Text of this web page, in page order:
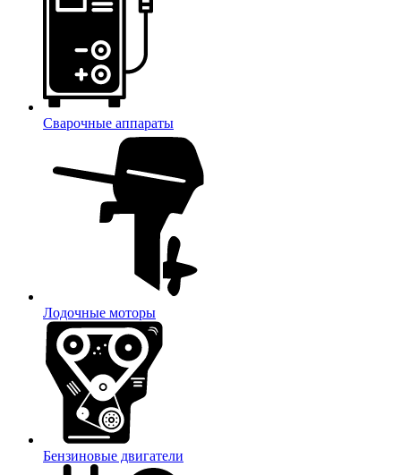
Сварочные аппараты
Лодочные моторы
Бензиновые двигатели